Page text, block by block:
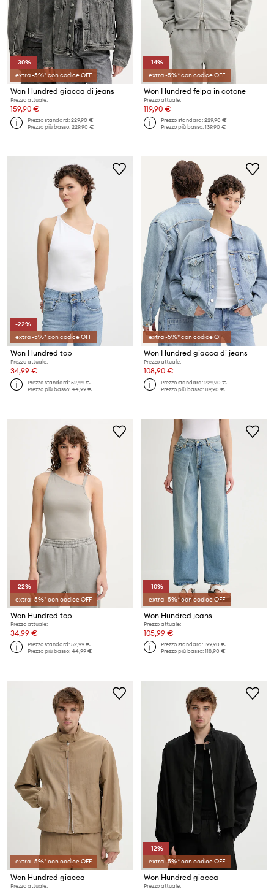
-30%
extra -5%* con codice OFF
Won Hundred giacca di jeans
Prezzo attuale:
159,90 €
Prezzo standard:229,90 €
Prezzo più basso:229,90 €
-14%
extra -5%* con codice OFF
Won Hundred felpa in cotone
Prezzo attuale:
119,90 €
Prezzo standard:229,90 €
Prezzo più basso:139,90 €
-22%
extra -5%* con codice OFF
Won Hundred top
Prezzo attuale:
34,99 €
Prezzo standard:52,99 €
Prezzo più basso:44,99 €
extra -5%* con codice OFF
Won Hundred giacca di jeans
Prezzo attuale:
108,90 €
Prezzo standard:229,90 €
Prezzo più basso:119,90 €
-22%
extra -5%* con codice OFF
Won Hundred top
Prezzo attuale:
34,99 €
Prezzo standard:52,99 €
Prezzo più basso:44,99 €
-10%
extra -5%* con codice OFF
Won Hundred jeans
Prezzo attuale:
105,99 €
Prezzo standard:199,90 €
Prezzo più basso:118,90 €
extra -5%* con codice OFF
Won Hundred giacca
Prezzo attuale:
-12%
extra -5%* con codice OFF
Won Hundred giacca
Prezzo attuale: